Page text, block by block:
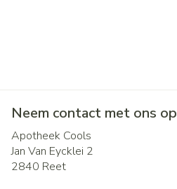
Neem contact met ons op
Apotheek Cools
Jan Van Eycklei 2
2840 Reet